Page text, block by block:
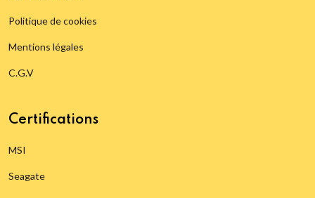
Politique de cookies
Mentions légales
C.G.V
Certifications
MSI
Seagate